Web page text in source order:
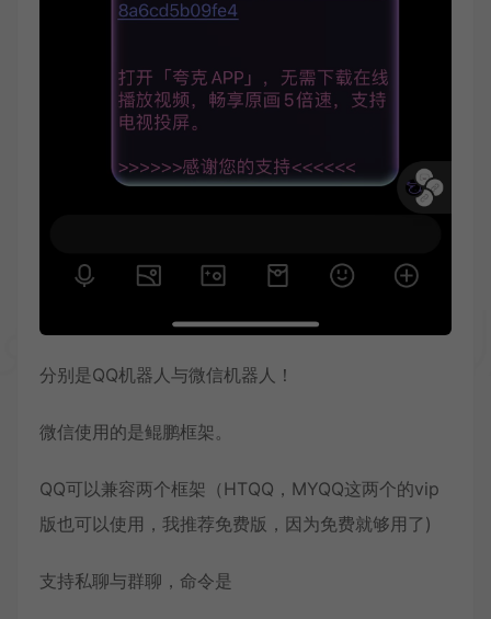
分别是QQ机器人与微信机器人！
微信使用的是鲲鹏框架。
QQ可以兼容两个框架（HTQQ，MYQQ这两个的vip
版也可以使用，我推荐免费版，因为免费就够用了)
支持私聊与群聊，命令是